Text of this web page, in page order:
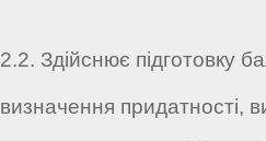
2.2. Здійснює підготовку
визначення придатності,